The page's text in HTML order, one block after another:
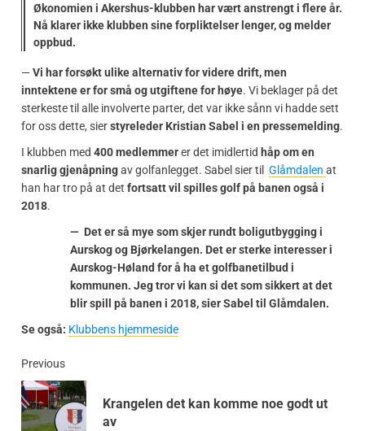
Økonomien i Akershus-klubben har vært anstrengt i flere år.
Nå klarer ikke klubben sine forpliktelser lenger, og melder
oppbud.
—Vi har forsøkt ulike alternativ for videre drift, men
inntektene er for små og utgiftene for høye. Vi beklager på det
sterkeste til alle involverte parter, det var ikke sånn vi hadde sett
for oss dette, sierstyreleder Kristian Sabel i en pressemelding.
I klubben med 400 medlemmerer det imidlertid håp om en
snarlig gjenåpningav golfanlegget. Sabel sier til Glåmdalen at
han har tro på at det fortsatt vil spilles golf på banen også i
2018.
— Det er så mye som skjer rundt boligutbygging i
Aurskog og Bjørkelangen. Det er sterke interesser i
Aurskog-Høland for å ha et golfbanetilbud i
kommunen. Jeg tror vi kan si det som sikkert at det
blir spill på banen i 2018, sier Sabel til Glåmdalen.
Se også: Klubbens hjemmeside
Previous
Krangelen det kan komme noe godt ut
av